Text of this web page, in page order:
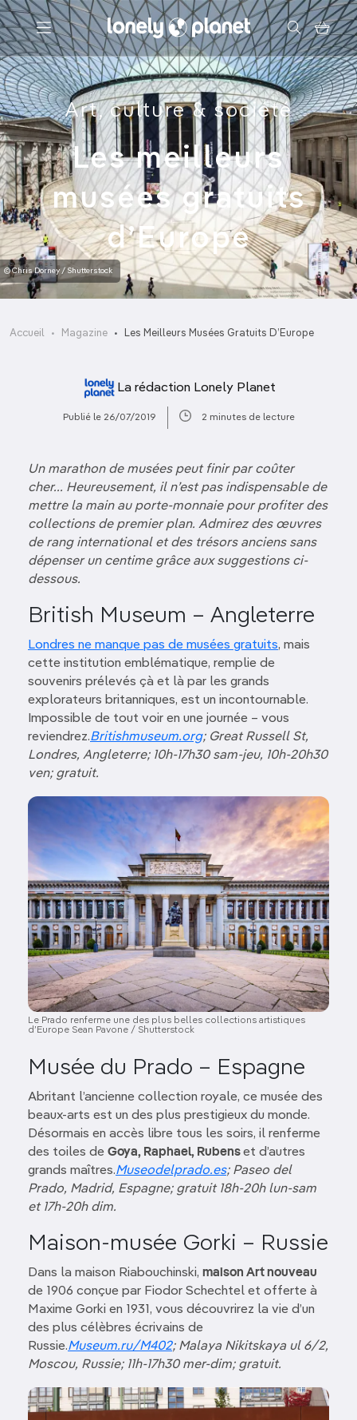
Menu
Votre recherche
Art, culture & société
Les meilleurs
musées gratuits
d’Europe
© Chris Dorney / Shutterstock
Accueil Magazine Les Meilleurs Musées Gratuits D’Europe
La rédaction Lonely Planet
Publié le 26/07/2019 2 minutes de lecture
Un marathon de musées peut finir par coûter
cher... Heureusement, il n’est pas indispensable de
mettre la main au porte-monnaie pour profiter des
collections de premier plan. Admirez des œuvres
de rang international et des trésors anciens sans
dépenser un centime grâce aux suggestions ci-
dessous.
British Museum – Angleterre
Londres ne manque pas de musées gratuits, mais
cette institution emblématique, remplie de
souvenirs prélevés çà et là par les grands
explorateurs britanniques, est un incontournable.
Impossible de tout voir en une journée – vous
reviendrez.Britishmuseum.org; Great Russell St,
Londres, Angleterre; 10h-17h30 sam-jeu, 10h-20h30
ven; gratuit.
Image
Le Prado renferme une des plus belles collections artistiques
d’Europe Sean Pavone / Shutterstock
Musée du Prado – Espagne
Abritant l’ancienne collection royale, ce musée des
beaux-arts est un des plus prestigieux du monde.
Désormais en accès libre tous les soirs, il renferme
des toiles de Goya, Raphael, Rubenset d’autres
grands maîtres.Museodelprado.es; Paseo del
Prado, Madrid, Espagne; gratuit 18h-20h lun-sam
et 17h-20h dim.
Maison-musée Gorki – Russie
Dans la maison Riabouchinski, maison Art nouveau
de 1906 conçue par Fiodor Schechtel et offerte à
Maxime Gorki en 1931, vous découvrirez la vie d’un
des plus célèbres écrivains de
Russie.Museum.ru/M402; Malaya Nikitskaya ul 6/2,
Moscou, Russie; 11h-17h30 mer-dim; gratuit.
Image